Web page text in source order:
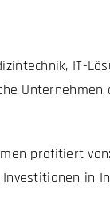
IT-
Unternehmen
profitiert von:
in